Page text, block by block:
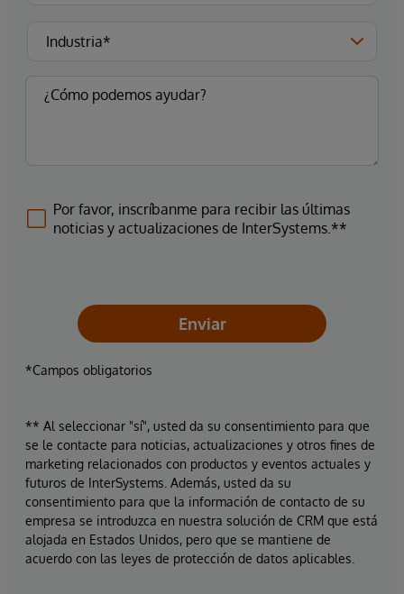
Por favor, inscríbanme para recibir las últimas
noticias y actualizaciones de InterSystems.**
Enviar
*Campos obligatorios
** Al seleccionar "sí", usted da su consentimiento para que
se le contacte para noticias, actualizaciones y otros fines de
marketing relacionados con productos y eventos actuales y
futuros de InterSystems. Además, usted da su
consentimiento para que la información de contacto de su
empresa se introduzca en nuestra solución de CRM que está
alojada en Estados Unidos, pero que se mantiene de
acuerdo con las leyes de protección de datos aplicables.